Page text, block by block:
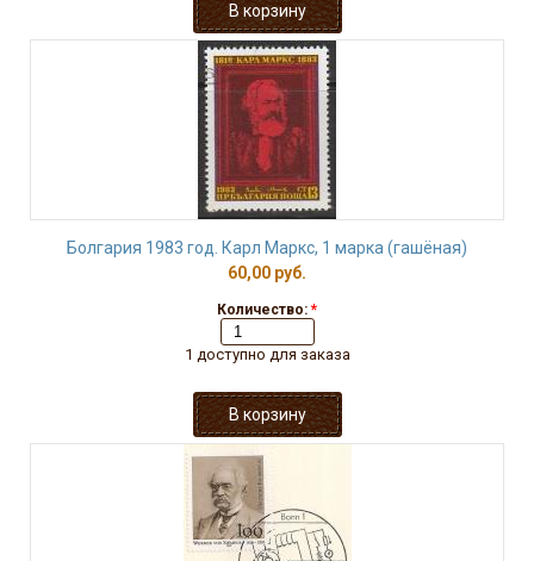
Болгария 1983 год. Карл Маркс, 1 марка (гашёная)
60,00 руб.
Количество: *
1 доступно для заказа